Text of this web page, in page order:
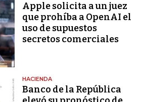
Apple solicita a un juez
que prohíba a OpenAI el
uso de supuestos
secretos comerciales
HACIENDA
Banco de la República